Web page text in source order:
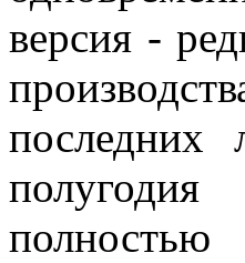
версия -
последних